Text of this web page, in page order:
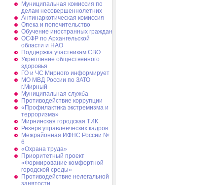
Муниципальная комиссия по
делам несовершеннолетних
Антинаркотическая комиссия
Опека и попечительство
Обучение иностранных граждан
ОСФР по Архангельской
области и НАО
Поддержка участникам СВО
Укрепление общественного
здоровья
ГО и ЧС Мирного информирует
МО МВД России по ЗАТО
г.Мирный
Муниципальная cлужба
Противодействие коррупции
«Профилактика экстремизма и
терроризма»
Мирнинская городская ТИК
Резерв управленческих кадров
Межрайонная ИФНС России №
6
«Охрана труда»
Приоритетный проект
«Формирование комфортной
городской среды»
Противодействие нелегальной
занятости